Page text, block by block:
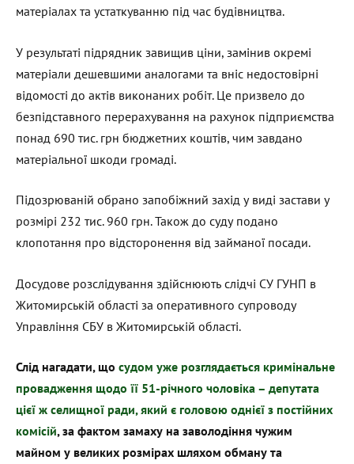
матеріалах та устаткуванню під час будівництва.
У результаті підрядник завищив ціни, замінив окремі
матеріали дешевшими аналогами та вніс недостовірні
відомості до актів виконаних робіт. Це призвело до
безпідставного перерахування на рахунок підприємства
понад 690 тис. грн бюджетних коштів, чим завдано
матеріальної шкоди громаді.
Підозрюваній обрано запобіжний захід у виді застави у
розмірі 232 тис. 960 грн. Також до суду подано
клопотання про відсторонення від займаної посади.
Досудове розслідування здійснюють слідчі СУ ГУНП в
Житомирській області за оперативного супроводу
Управління СБУ в Житомирській області.
Слід нагадати, що судом уже розглядається кримінальне
провадження щодо її 51-річного чоловіка – депутата
цієї ж селищної ради, який є головою однієї з постійних
комісій, за фактом замаху на заволодіння чужим
майном у великих розмірах шляхом обману та